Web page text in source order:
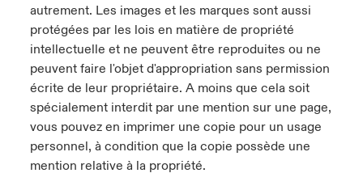
autrement. Les images et les marques sont aussi
protégées par les lois en matière de propriété
intellectuelle et ne peuvent être reproduites ou ne
peuvent faire l'objet d'appropriation sans permission
écrite de leur propriétaire. A moins que cela soit
spécialement interdit par une mention sur une page,
vous pouvez en imprimer une copie pour un usage
personnel, à condition que la copie possède une
mention relative à la propriété.